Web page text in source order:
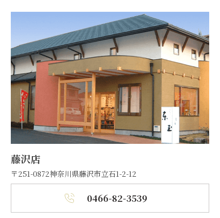
藤沢店
〒251-0872神奈川県藤沢市立石1-2-12
0466-82-3539